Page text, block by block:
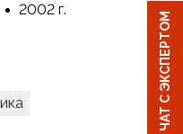
2002 г.
ЧАТ С ЭКСПЕРТОМ